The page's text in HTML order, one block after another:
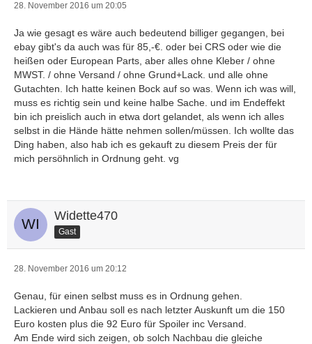
28. November 2016 um 20:05
Ja wie gesagt es wäre auch bedeutend billiger gegangen, bei
ebay gibt's da auch was für 85,-€. oder bei CRS oder wie die
heißen oder European Parts, aber alles ohne Kleber / ohne
MWST. / ohne Versand / ohne Grund+Lack. und alle ohne
Gutachten. Ich hatte keinen Bock auf so was. Wenn ich was will,
muss es richtig sein und keine halbe Sache. und im Endeffekt
bin ich preislich auch in etwa dort gelandet, als wenn ich alles
selbst in die Hände hätte nehmen sollen/müssen. Ich wollte das
Ding haben, also hab ich es gekauft zu diesem Preis der für
mich persöhnlich in Ordnung geht. vg
Widette470
Gast
28. November 2016 um 20:12
Genau, für einen selbst muss es in Ordnung gehen.
Lackieren und Anbau soll es nach letzter Auskunft um die 150
Euro kosten plus die 92 Euro für Spoiler inc Versand.
Am Ende wird sich zeigen, ob solch Nachbau die gleiche